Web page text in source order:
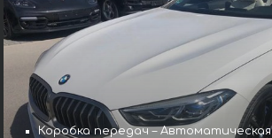
Коробка передач – Автоматическая